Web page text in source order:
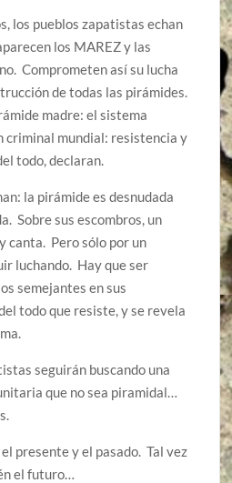
los pueblos zapatistas echan
los MAREZ y las
Comprometen así su lucha
de todas las pirámides.
madre: el sistema
criminal mundial: resistencia y
todo, declaran.
la pirámide es desnudada
Sobre sus escombros, un
canta. Pero sólo por un
luchando. Hay que ser
semejantes en sus
todo que resiste, y se revela
seguirán buscando una
que no sea piramidal…
presente y el pasado. Tal vez
el futuro…